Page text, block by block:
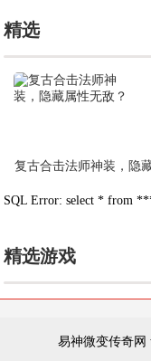
精选
复古合击法师神装，隐
SQL Error: select * from
精选游戏
易神微变传奇网